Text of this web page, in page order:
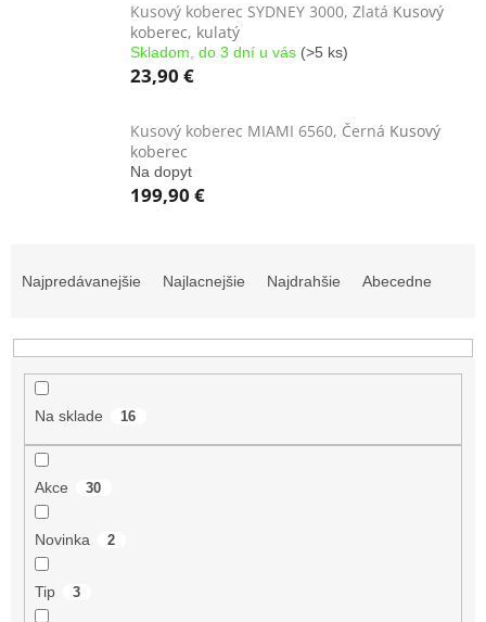
Kusový koberec SYDNEY 3000, Zlatá Kusový
koberec, kulatý
Skladom, do 3 dní u vás (>5 ks)
23,90 €
Kusový koberec MIAMI 6560, Černá Kusový
koberec
Na dopyt
199,90 €
n
Najpredávanejšie Najlacnejšie Najdrahšie Abecedne
Na sklade 16
Akce 30
Novinka 2
Tip 3